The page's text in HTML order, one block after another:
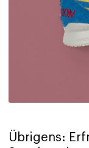
Übrigens: